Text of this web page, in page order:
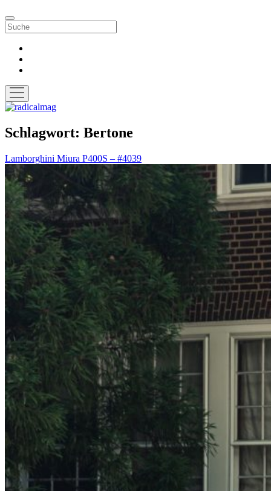
Suche
Menü
öffnen
radicalmag
Schlagwort: Bertone
Lamborghini Miura P400S – #4039